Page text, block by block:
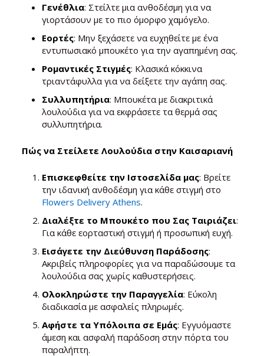
Γενέθλια: Στείλτε μια ανθοδέσμη για να
γιορτάσουν με το πιο όμορφο χαμόγελο.
Εορτές: Μην ξεχάσετε να ευχηθείτε με ένα
εντυπωσιακό μπουκέτο για την αγαπημένη σας.
Ρομαντικές Στιγμές: Κλασικά κόκκινα
τριαντάφυλλα για να δείξετε την αγάπη σας.
Συλλυπητήρια: Μπουκέτα με διακριτικά
λουλούδια για να εκφράσετε τα θερμά σας
συλλυπητήρια.
Πώς να Στείλετε Λουλούδια στην Καισαριανή
Επισκεφθείτε την Ιστοσελίδα μας: Βρείτε
την ιδανική ανθοδέσμη για κάθε στιγμή στο
Flowers Delivery Athens.
Διαλέξτε το Μπουκέτο που Σας Ταιριάζει:
Για κάθε εορταστική στιγμή ή προσωπική ευχή.
Εισάγετε την Διεύθυνση Παράδοσης:
Ακριβείς πληροφορίες για να παραδώσουμε τα
λουλούδια σας χωρίς καθυστερήσεις.
Ολοκληρώστε την Παραγγελία: Εύκολη
διαδικασία με ασφαλείς πληρωμές.
Αφήστε τα Υπόλοιπα σε Εμάς: Εγγυόμαστε
άμεση και ασφαλή παράδοση στην πόρτα του
παραλήπτη.